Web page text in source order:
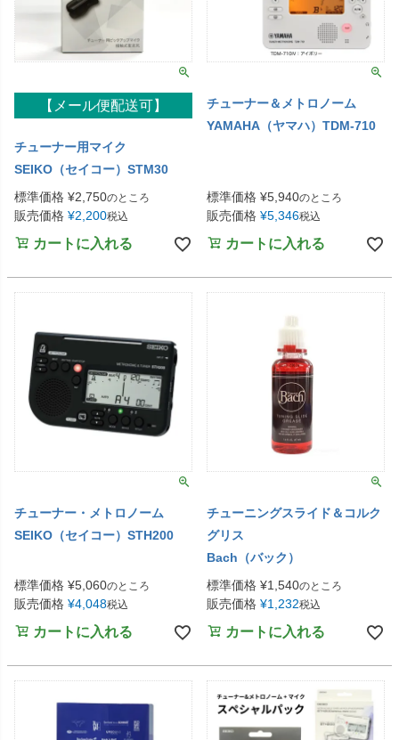
【メール便配送可】
チューナー用マイク
SEIKO（セイコー）STM30
標準価格 ¥2,750のところ
販売価格 ¥2,200税込
カートに入れる
チューナー＆メトロノーム
YAMAHA（ヤマハ）TDM-710
標準価格 ¥5,940のところ
販売価格 ¥5,346税込
カートに入れる
チューナー・メトロノーム
SEIKO（セイコー）STH200
標準価格 ¥5,060のところ
販売価格 ¥4,048税込
カートに入れる
チューニングスライド＆コルク
グリス
Bach（バック）
標準価格 ¥1,540のところ
販売価格 ¥1,232税込
カートに入れる